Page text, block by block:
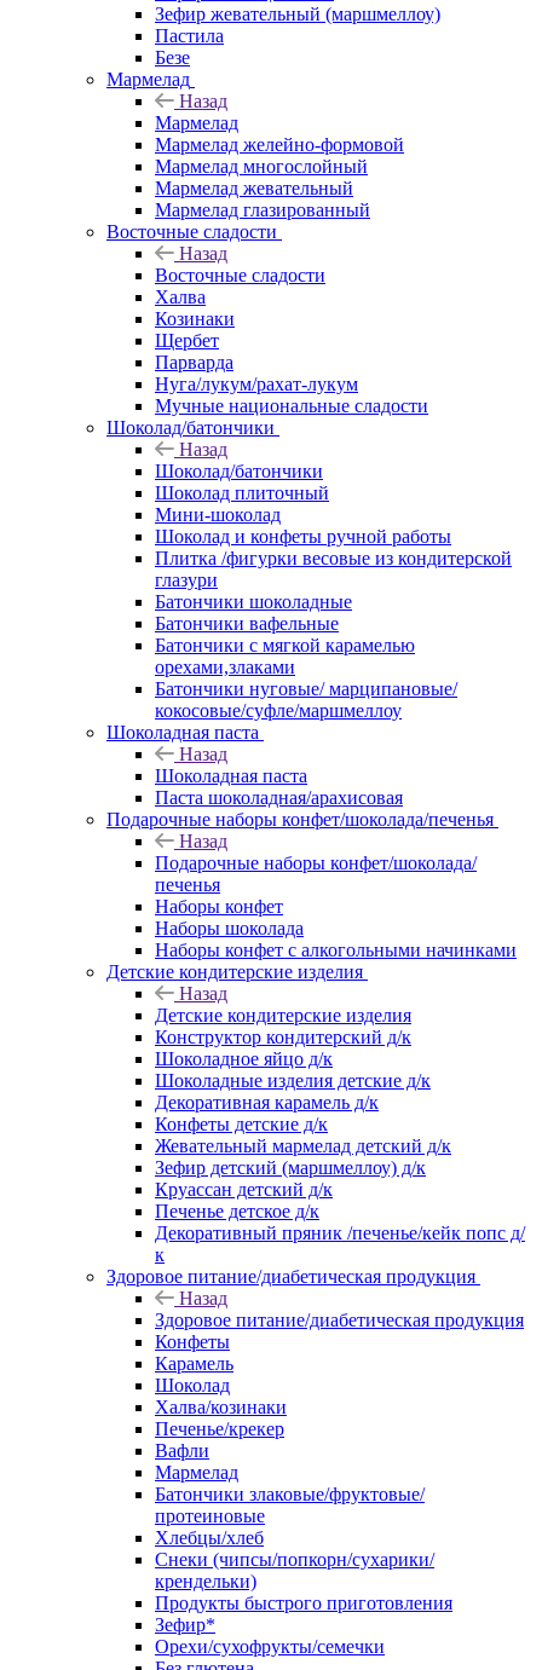
Зефир жевательный (маршмеллоу)
Пастила
Безе
Мармелад
Назад
Мармелад
Мармелад желейно-формовой
Мармелад многослойный
Мармелад жевательный
Мармелад глазированный
Восточные сладости
Назад
Восточные сладости
Халва
Козинаки
Щербет
Парварда
Нуга/лукум/рахат-лукум
Мучные национальные сладости
Шоколад/батончики
Назад
Шоколад/батончики
Шоколад плиточный
Мини-шоколад
Шоколад и конфеты ручной работы
Плитка /фигурки весовые из кондитерской
глазури
Батончики шоколадные
Батончики вафельные
Батончики с мягкой карамелью
орехами,злаками
Батончики нуговые/ марципановые/
кокосовые/суфле/маршмеллоу
Шоколадная паста
Назад
Шоколадная паста
Паста шоколадная/арахисовая
Подарочные наборы конфет/шоколада/печенья
Назад
Подарочные наборы конфет/шоколада/
печенья
Наборы конфет
Наборы шоколада
Наборы конфет с алкогольными начинками
Детские кондитерские изделия
Назад
Детские кондитерские изделия
Конструктор кондитерский д/к
Шоколадное яйцо д/к
Шоколадные изделия детские д/к
Декоративная карамель д/к
Конфеты детские д/к
Жевательный мармелад детский д/к
Зефир детский (маршмеллоу) д/к
Круассан детский д/к
Печенье детское д/к
Декоративный пряник /печенье/кейк попс д/
к
Здоровое питание/диабетическая продукция
Назад
Здоровое питание/диабетическая продукция
Конфеты
Карамель
Шоколад
Халва/козинаки
Печенье/крекер
Вафли
Мармелад
Батончики злаковые/фруктовые/
протеиновые
Хлебцы/хлеб
Снеки (чипсы/попкорн/сухарики/
крендельки)
Продукты быстрого приготовления
Зефир*
Орехи/сухофрукты/семечки